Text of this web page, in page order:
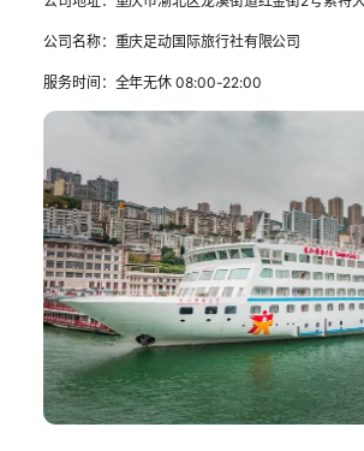
公司名称：重庆足动国际旅行社有限公司
服务时间 ：全年无休 08:00-22:00